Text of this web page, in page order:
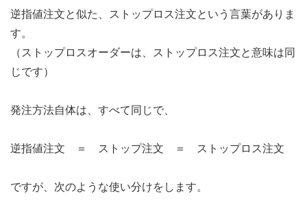
逆指値注文と似た、ストップロス注文という言葉がありま
す。
（ストップロスオーダーは、ストップロス注文と意味は同
じです）
発注方法自体は、すべて同じで、
逆指値注文 ＝ ストップ注文 ＝ ストップロス注文
ですが、次のような使い分けをします。